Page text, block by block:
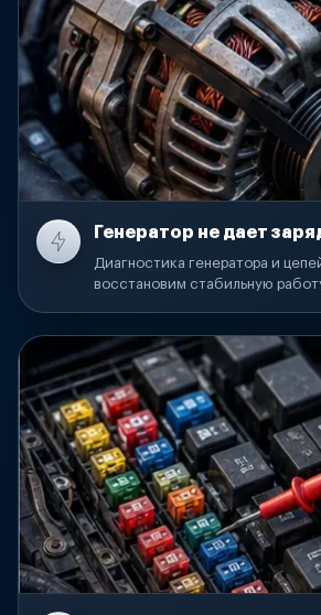
Генератор не дает
Диагностика генератора и
восстановим стабильную